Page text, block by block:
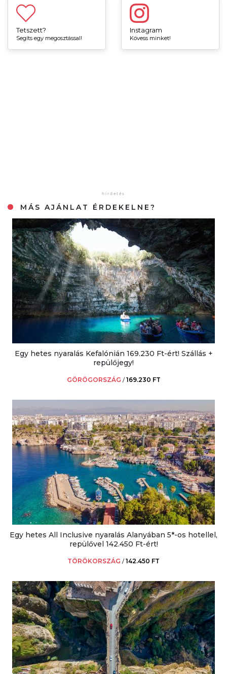
Tetszett?
Segíts egy megosztással!
Instagram
Kövess minket!
MÁS AJÁNLAT ÉRDEKELNE?
Egy hetes nyaralás Kefalónián 169.230 Ft-ért! Szállás +
repülőjegy!
GÖRÖGORSZÁG /169.230 FT
Egy hetes All Inclusive nyaralás Alanyában 5*-os hotellel,
repülővel 142.450 Ft-ért!
TÖRÖKORSZÁG /142.450 FT